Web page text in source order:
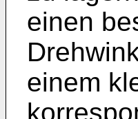
einen
einem